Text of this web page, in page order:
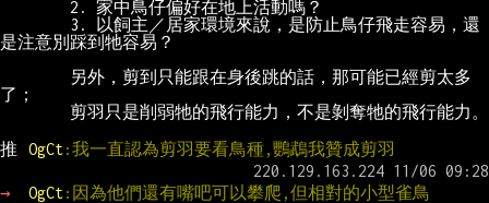
推 OgCt:我一直認為剪羽要看鳥種,鸚鵡我贊成剪羽
→ OgCt:因為他們還有嘴吧可以攀爬,但相對的小型雀鳥